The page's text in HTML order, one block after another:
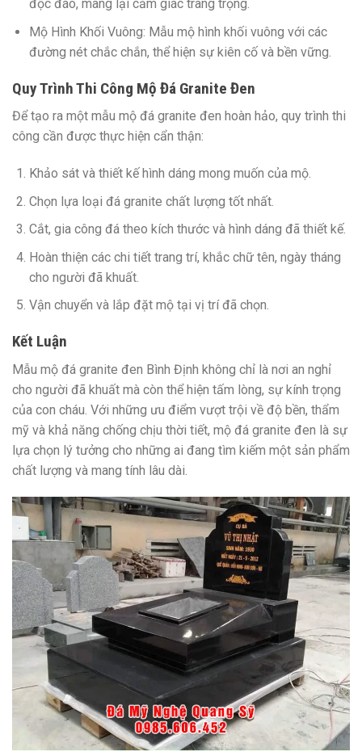
độc đáo, mang lại cảm giác trang trọng.
Mộ Hình Khối Vuông: Mẫu mộ hình khối vuông với các
đường nét chắc chắn, thể hiện sự kiên cố và bền vững.
Quy Trình Thi Công Mộ Đá Granite Đen
Để tạo ra một mẫu mộ đá granite đen hoàn hảo, quy trình thi
công cần được thực hiện cẩn thận:
Khảo sát và thiết kế hình dáng mong muốn của mộ.
Chọn lựa loại đá granite chất lượng tốt nhất.
Cắt, gia công đá theo kích thước và hình dáng đã thiết kế.
Hoàn thiện các chi tiết trang trí, khắc chữ tên, ngày tháng
cho người đã khuất.
Vận chuyển và lắp đặt mộ tại vị trí đã chọn.
Kết Luận
Mẫu mộ đá granite đen Bình Định không chỉ là nơi an nghỉ
cho người đã khuất mà còn thể hiện tấm lòng, sự kính trọng
của con cháu. Với những ưu điểm vượt trội về độ bền, thẩm
mỹ và khả năng chống chịu thời tiết, mộ đá granite đen là sự
lựa chọn lý tưởng cho những ai đang tìm kiếm một sản phẩm
chất lượng và mang tính lâu dài.